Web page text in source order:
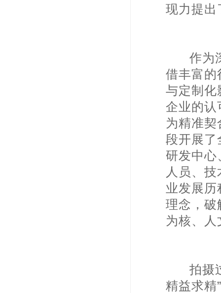
现力提出
作为深
借丰富的
与定制化
企业的
为精准
段开展了
研发中心
人员、
业发展
理念，破
为核、人
拍摄过
精益求精